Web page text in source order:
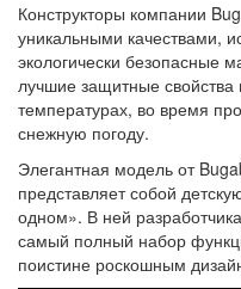
Конструкторы компании
уникальными качествами,
экологически безопасные
лучшие защитные свойства
температурах, во время
снежную погоду.
Элегантная модель от
представляет собой
одном». В ней
самый полный набор
поистине роскошным